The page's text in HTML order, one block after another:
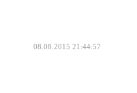
08.08.2015 21:44:57